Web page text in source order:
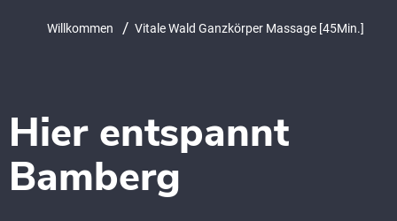
Willkommen / Vitale Wald Ganzkörper Massage [45Min.]
Hier entspannt
Bamberg